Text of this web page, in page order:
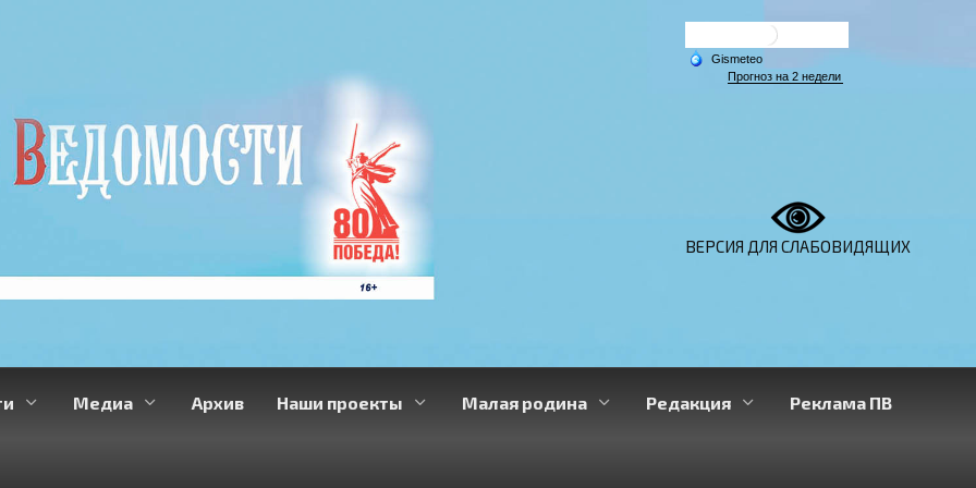
ВЕРСИЯ ДЛЯ СЛАБОВИДЯЩИХ
Медиа Архив Наши проекты Малая родина Редакция Реклама ПВ